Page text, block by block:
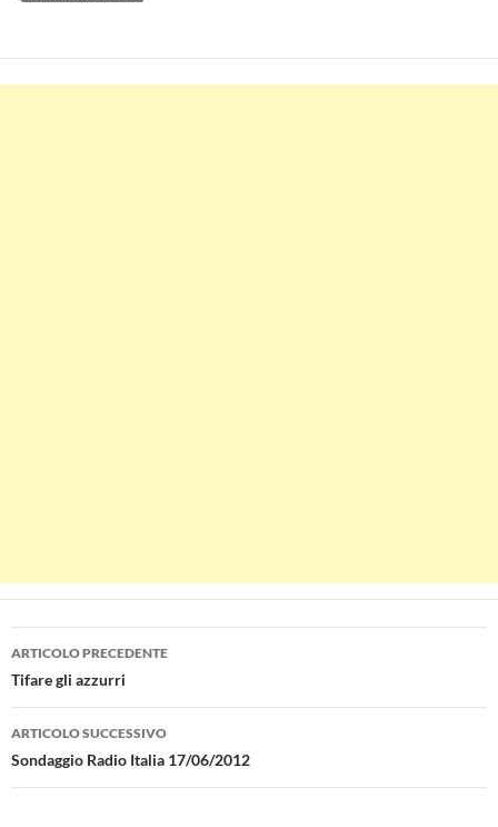
Navigazione
articolo
ARTICOLO PRECEDENTE
Tifare gli azzurri
ARTICOLO SUCCESSIVO
Sondaggio Radio Italia 17/06/2012